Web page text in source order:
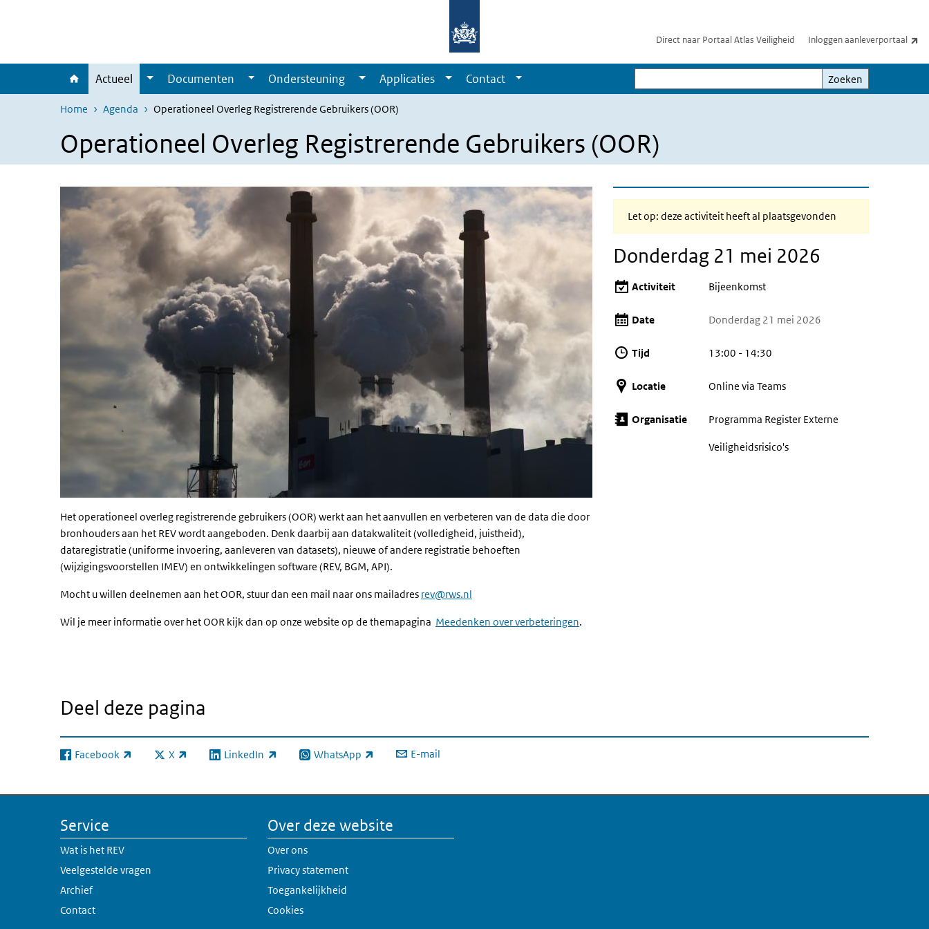
Direct naar Portaal Atlas Veiligheid Inloggen aanleverportaal
Actueel Documenten Ondersteuning Applicaties Contact
Zoeken
Zoeken
Home Agenda Operationeel Overleg Registrerende Gebruikers (OOR)
Operationeel Overleg Registrerende Gebruikers (OOR)
Het operationeel overleg registrerende gebruikers (OOR) werkt aan het aanvullen en verbeteren van de data die door
bronhouders aan het REV wordt aangeboden. Denk daarbij aan datakwaliteit (volledigheid, juistheid),
dataregistratie (uniforme invoering, aanleveren van datasets), nieuwe of andere registratie behoeften
(wijzigingsvoorstellen IMEV) en ontwikkelingen software (REV, BGM, API).
Mocht u willen deelnemen aan het OOR, stuur dan een mail naar ons mailadres rev@rws.nl
Wil je meer informatie over het OOR kijk dan op onze website op de themapagina Meedenken over verbeteringen.
Let op: deze activiteit heeft al plaatsgevonden
Donderdag 21 mei 2026
Activiteit Bijeenkomst
Date Donderdag 21 mei 2026
Tijd 13:00 - 14:30
Locatie Online via Teams
Organisatie Programma Register Externe
Veiligheidsrisico's
Deel deze pagina
Facebook
(externe link) X
(externe link) LinkedIn
(externe link) WhatsApp
(externe link) E-mail
Service
Wat is het REV
Veelgestelde vragen
Archief
Contact
Over deze website
Over ons
Privacy statement
Toegankelijkheid
Cookies